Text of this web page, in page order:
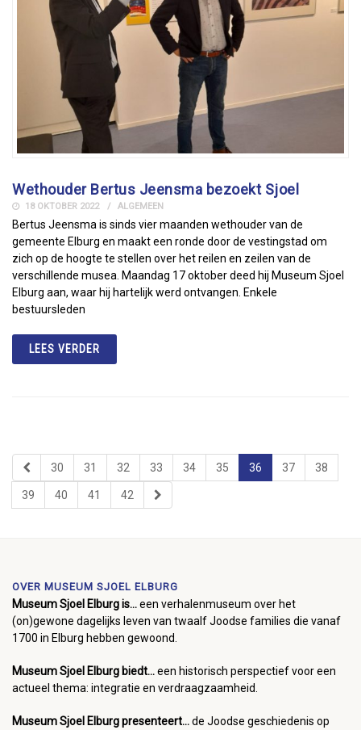
Wethouder Bertus Jeensma bezoekt Sjoel
18 OKTOBER 2022 ALGEMEEN
Bertus Jeensma is sinds vier maanden wethouder van de
gemeente Elburg en maakt een ronde door de vestingstad om
zich op de hoogte te stellen over het reilen en zeilen van de
verschillende musea. Maandag 17 oktober deed hij Museum Sjoel
Elburg aan, waar hij hartelijk werd ontvangen. Enkele
bestuursleden
LEES VERDER
30 31 32 33 34 35 36 37 38
39 40 41 42
OVER MUSEUM SJOEL ELBURG
Museum Sjoel Elburg is...een verhalenmuseum over het
(on)gewone dagelijks leven van twaalf Joodse families die vanaf
1700 in Elburg hebben gewoond.
Museum Sjoel Elburg biedt...een historisch perspectief voor een
actueel thema: integratie en verdraagzaamheid.
Museum Sjoel Elburg presenteert...de Joodse geschiedenis op